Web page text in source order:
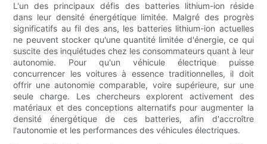
L'un des principaux défis des batteries lithium-ion réside
dans leur densité énergétique limitée. Malgré des progrès
significatifs au fil des ans, les batteries lithium-ion actuelles
ne peuvent stocker qu'une quantité limitée d'énergie, ce qui
suscite des inquiétudes chez les consommateurs quant à leur
autonomie. Pour qu'un véhicule électrique puisse
concurrencer les voitures à essence traditionnelles, il doit
offrir une autonomie comparable, voire supérieure, sur une
seule charge. Les chercheurs explorent activement des
matériaux et des conceptions alternatifs pour augmenter la
densité énergétique de ces batteries, afin d'accroître
l'autonomie et les performances des véhicules électriques.